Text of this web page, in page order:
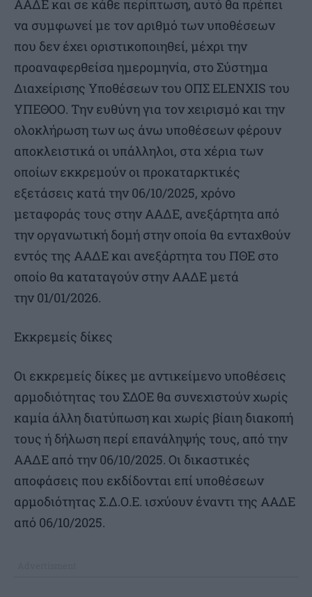
ΑΑΔΕ και σε κάθε περίπτωση, αυτό θα πρέπει
να συμφωνεί με τον αριθμό των υποθέσεων
που δεν έχει οριστικοποιηθεί, μέχρι την
προαναφερθείσα ημερομηνία, στο Σύστημα
Διαχείρισης Υποθέσεων του ΟΠΣ ELENXIS του
ΥΠΕΘΟΟ. Την ευθύνη για τον χειρισμό και την
ολοκλήρωση των ως άνω υποθέσεων φέρουν
αποκλειστικά οι υπάλληλοι, στα χέρια των
οποίων εκκρεμούν οι προκαταρκτικές
εξετάσεις κατά την 06/10/2025, χρόνο
μεταφοράς τους στην ΑΑΔΕ, ανεξάρτητα από
την οργανωτική δομή στην οποία θα ενταχθούν
εντός της ΑΑΔΕ και ανεξάρτητα του ΠΘΕ στο
οποίο θα καταταγούν στην ΑΑΔΕ μετά
την 01/01/2026.
Εκκρεμείς δίκες
Οι εκκρεμείς δίκες με αντικείμενο υποθέσεις
αρμοδιότητας του ΣΔΟΕ θα συνεχιστούν χωρίς
καμία άλλη διατύπωση και χωρίς βίαιη διακοπή
τους ή δήλωση περί επανάληψής τους, από την
ΑΑΔΕ από την 06/10/2025. Οι δικαστικές
αποφάσεις που εκδίδονται επί υποθέσεων
αρμοδιότητας Σ.Δ.Ο.Ε. ισχύουν έναντι της ΑΑΔΕ
από 06/10/2025.